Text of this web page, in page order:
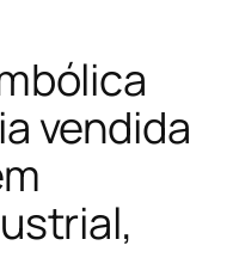
vendida